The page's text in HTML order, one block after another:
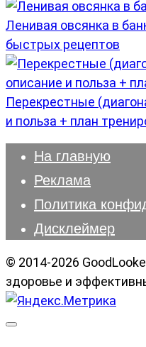
Ленивая овсянка в
быстрых рецептов
Перекрестные
и польза + план
На главную
Реклама
Политика
Дисклеймер
© 2014-2026
здоровье и